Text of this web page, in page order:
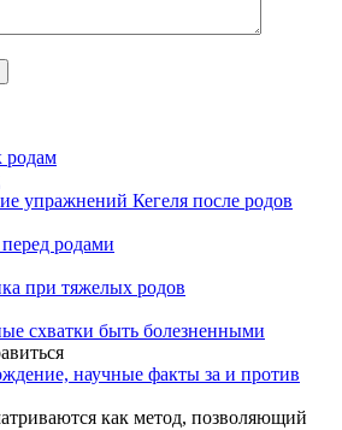
родам
упражнений Кегеля после родов
родами
при тяжелых родов
схватки быть болезненными
научные факты за и против
как метод, позволяющий